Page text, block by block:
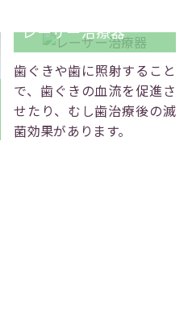
レーザー治療器
歯ぐきや歯に照射すること
で、歯ぐきの血流を促進さ
せたり、むし歯治療後の滅
菌効果があります。